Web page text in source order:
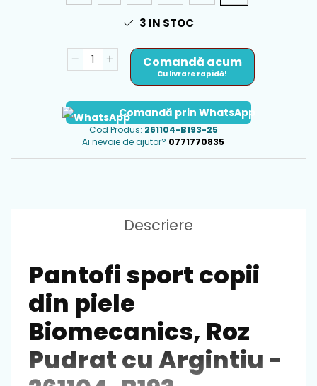
3 IN STOC
Comandă acum
Cu livrare rapidă!
Comandă prin WhatsApp
Cod Produs: 261104-B193-25
Ai nevoie de ajutor? 0771770835
Descriere
Pantofi sport copii
din piele
Biomecanics, Roz
Pudrat cu Argintiu -